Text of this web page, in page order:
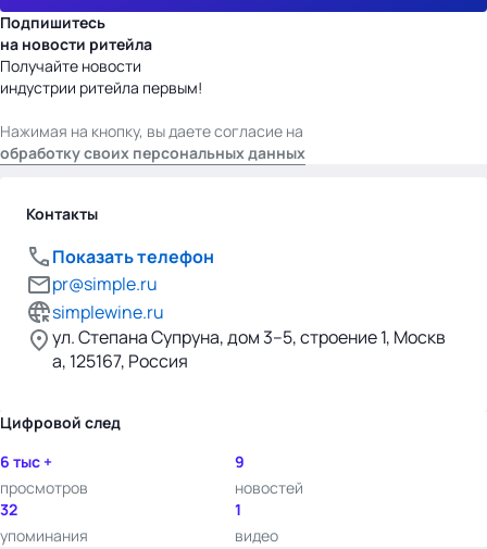
Подпишитесь
на новости ритейла
Получайте новости
индустрии ритейла первым!
Нажимая на кнопку, вы даете согласие на
обработку своих персональных данных
Контакты
Показать телефон
pr@simple.ru
simplewine.ru
ул. Степана Супруна, дом 3–5, строение 1, Москв
а, 125167, Россия
Цифровой след
6 тыс +
просмотров
9
новостей
32
упоминания
1
видео